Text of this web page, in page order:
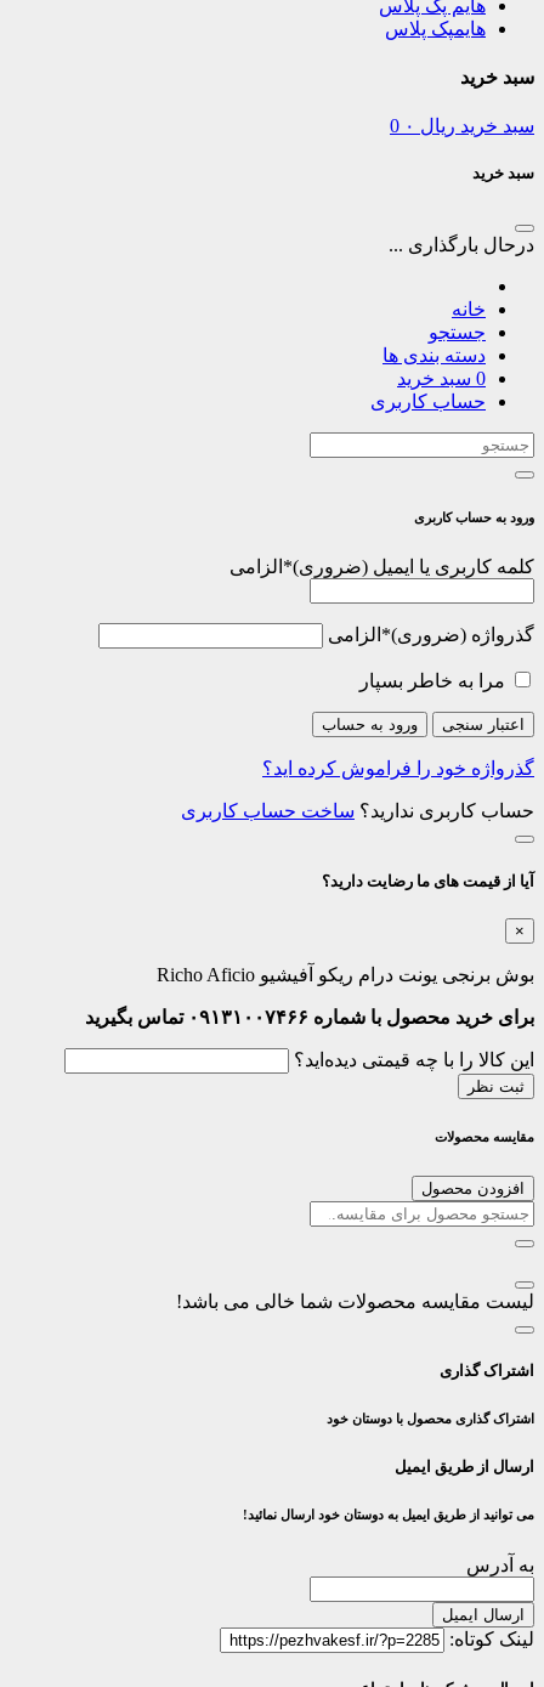
هایم پک پلاس
هایمپک پلاس
سبد خرید
سبد خرید ریال 0
سبد خرید
درحال بارگذاری ...
خانه
جستجو
دسته بندی ها
0 سبد خرید
حساب کاربری
ورود به حساب کاربری
کلمه کاربری یا ایمیل * الزامی
گذرواژه * الزامی
مرا به خاطر بسپار
اعتبار سنجی ورود به حساب
گذرواژه خود را فراموش کرده اید؟
حساب کاربری ندارید؟ ساخت حساب کاربری
آیا از قیمت های ما رضایت دارید؟
×
بوش برنجی یونت درام ریکو آفیشیو Richo Aficio
برای خرید محصول با شماره ۰۹۱۳۱۰۰۷۴۶۶ تماس بگیرید
این کالا را با چه قیمتی دیده‌اید؟
ثبت نظر
مقایسه محصولات
افزودن محصول
لیست مقایسه محصولات شما خالی می باشد!
اشتراک گذاری
اشتراک گذاری محصول با دوستان خود
ارسال از طریق ایمیل
می توانید از طریق ایمیل به دوستان خود ارسال نمائید!
به آدرس
ارسال ایمیل
لینک کوتاه: